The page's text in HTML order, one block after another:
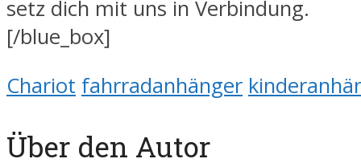
setz dich mit uns in Verbindung.
[/blue_box]
Chariot fahrradanhänger
Über den Autor